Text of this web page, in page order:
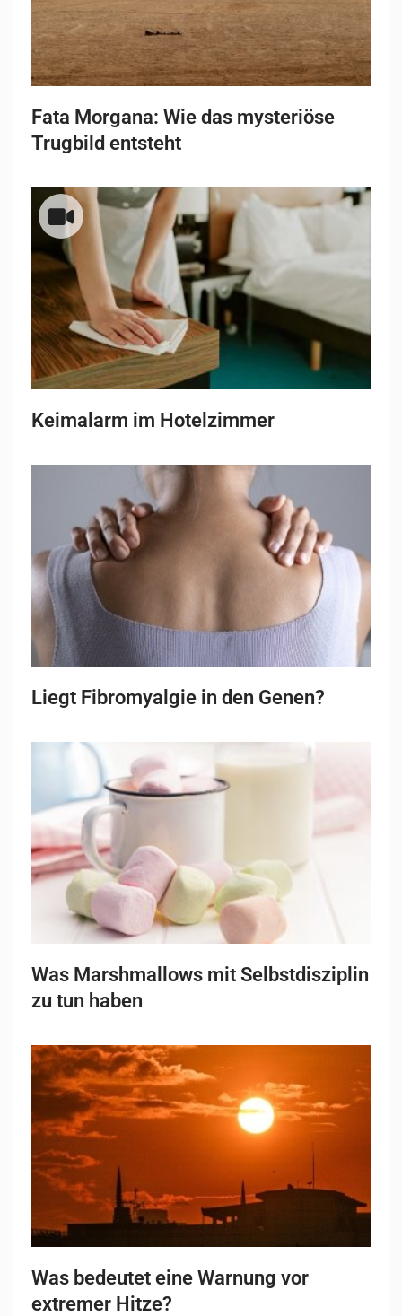
Fata Morgana: Wie das mysteriöse
Trugbild entsteht
Keimalarm im Hotelzimmer
Liegt Fibromyalgie in den Genen?
Was Marshmallows mit Selbstdisziplin
zu tun haben
Was bedeutet eine Warnung vor
extremer Hitze?